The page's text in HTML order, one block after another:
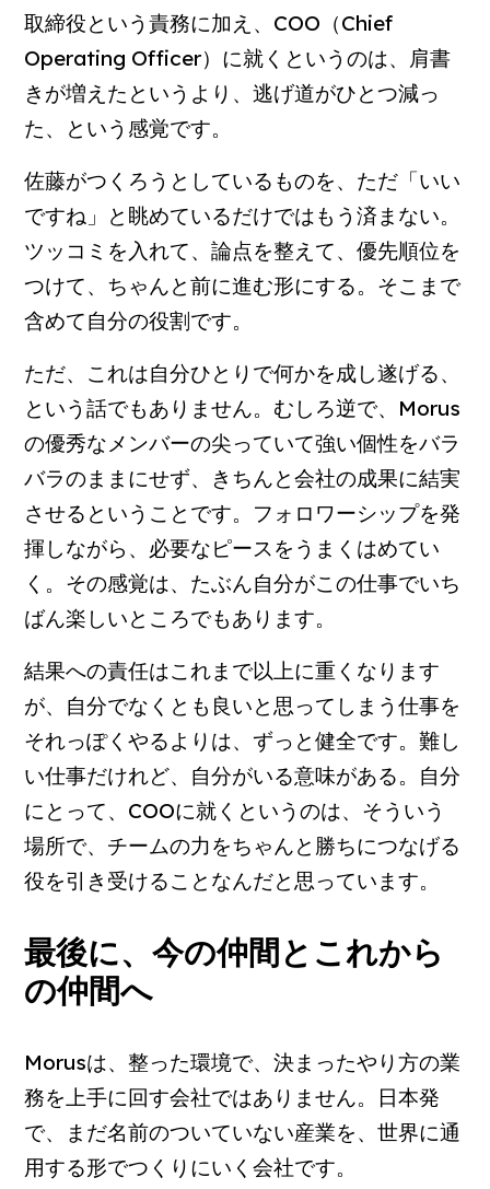
取締役という責務に加え、COO（Chief
Operating Officer）に就くというのは、肩書
きが増えたというより、逃げ道がひとつ減っ
た、という感覚です。
佐藤がつくろうとしているものを、ただ「いい
ですね」と眺めているだけではもう済まない。
ツッコミを入れて、論点を整えて、優先順位を
つけて、ちゃんと前に進む形にする。そこまで
含めて自分の役割です。
ただ、これは自分ひとりで何かを成し遂げる、
という話でもありません。むしろ逆で、Morus
の優秀なメンバーの尖っていて強い個性をバラ
バラのままにせず、きちんと会社の成果に結実
させるということです。フォロワーシップを発
揮しながら、必要なピースをうまくはめてい
く。その感覚は、たぶん自分がこの仕事でいち
ばん楽しいところでもあります。
結果への責任はこれまで以上に重くなります
が、自分でなくとも良いと思ってしまう仕事を
それっぽくやるよりは、ずっと健全です。難し
い仕事だけれど、自分がいる意味がある。自分
にとって、COOに就くというのは、そういう
場所で、チームの力をちゃんと勝ちにつなげる
役を引き受けることなんだと思っています。
最後に、今の仲間とこれから
の仲間へ
Morusは、整った環境で、決まったやり方の業
務を上手に回す会社ではありません。日本発
で、まだ名前のついていない産業を、世界に通
用する形でつくりにいく会社です。